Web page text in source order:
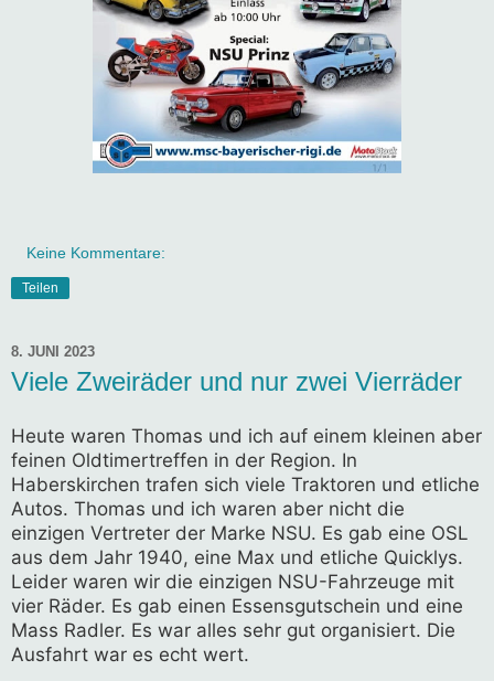
Keine Kommentare:
Teilen
8. JUNI 2023
Viele Zweiräder und nur zwei Vierräder
Heute waren Thomas und ich auf einem kleinen aber
feinen Oldtimertreffen in der Region. In
Haberskirchen trafen sich viele Traktoren und etliche
Autos. Thomas und ich waren aber nicht die
einzigen Vertreter der Marke NSU. Es gab eine OSL
aus dem Jahr 1940, eine Max und etliche Quicklys.
Leider waren wir die einzigen NSU-Fahrzeuge mit
vier Räder. Es gab einen Essensgutschein und eine
Mass Radler. Es war alles sehr gut organisiert. Die
Ausfahrt war es echt wert.